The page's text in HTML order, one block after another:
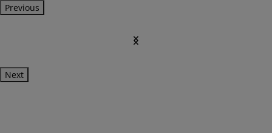
Previous
Next